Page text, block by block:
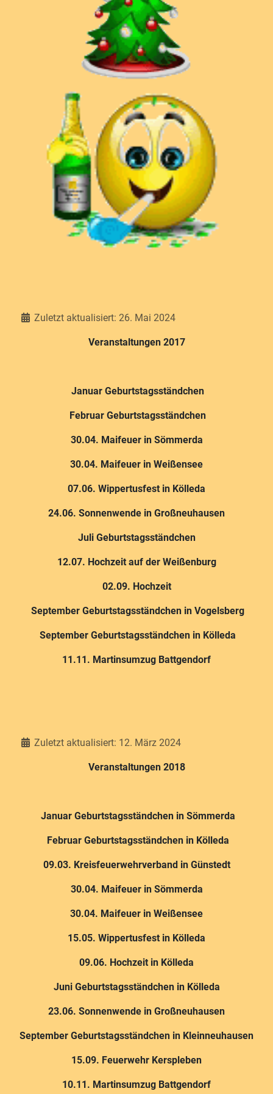
DetailsZuletzt aktualisiert: 26. Mai 2024
Veranstaltungen 2017
Januar Geburtstagsständchen
Februar Geburtstagsständchen
30.04. Maifeuer in Sömmerda
30.04. Maifeuer in Weißensee
07.06. Wippertusfest in Kölleda
24.06. Sonnenwende in Großneuhausen
Juli Geburtstagsständchen
12.07. Hochzeit auf der Weißenburg
02.09. Hochzeit
September Geburtstagsständchen in Vogelsberg
September Geburtstagsständchen in Kölleda
11.11. Martinsumzug Battgendorf
DetailsZuletzt aktualisiert: 12. März 2024
Veranstaltungen 2018
Januar Geburtstagsständchen in Sömmerda
Februar Geburtstagsständchen in Kölleda
09.03. Kreisfeuerwehrverband in Günstedt
30.04. Maifeuer in Sömmerda
30.04. Maifeuer in Weißensee
15.05. Wippertusfest in Kölleda
09.06. Hochzeit in Kölleda
Juni Geburtstagsständchen in Kölleda
23.06. Sonnenwende in Großneuhausen
September Geburtstagsständchen in Kleinneuhausen
15.09. Feuerwehr Kerspleben
10.11. Martinsumzug Battgendorf